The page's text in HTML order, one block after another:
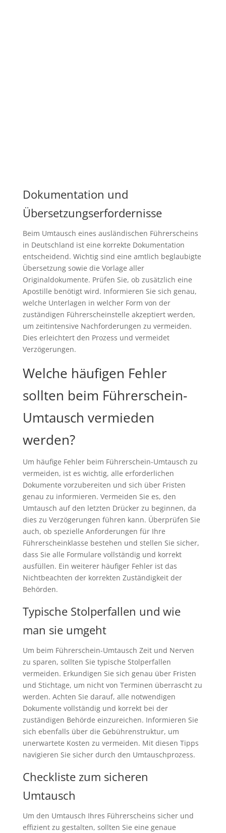
Dokumentation und
Übersetzungserfordernisse
Beim Umtausch eines ausländischen Führerscheins
in Deutschland ist eine korrekte Dokumentation
entscheidend. Wichtig sind eine amtlich beglaubigte
Übersetzung sowie die Vorlage aller
Originaldokumente. Prüfen Sie, ob zusätzlich eine
Apostille benötigt wird. Informieren Sie sich genau,
welche Unterlagen in welcher Form von der
zuständigen Führerscheinstelle akzeptiert werden,
um zeitintensive Nachforderungen zu vermeiden.
Dies erleichtert den Prozess und vermeidet
Verzögerungen.
Welche häufigen Fehler
sollten beim Führerschein-
Umtausch vermieden
werden?
Um häufige Fehler beim Führerschein-Umtausch zu
vermeiden, ist es wichtig, alle erforderlichen
Dokumente vorzubereiten und sich über Fristen
genau zu informieren. Vermeiden Sie es, den
Umtausch auf den letzten Drücker zu beginnen, da
dies zu Verzögerungen führen kann. Überprüfen Sie
auch, ob spezielle Anforderungen für Ihre
Führerscheinklasse bestehen und stellen Sie sicher,
dass Sie alle Formulare vollständig und korrekt
ausfüllen. Ein weiterer häufiger Fehler ist das
Nichtbeachten der korrekten Zuständigkeit der
Behörden.
Typische Stolperfallen und wie
man sie umgeht
Um beim Führerschein-Umtausch Zeit und Nerven
zu sparen, sollten Sie typische Stolperfallen
vermeiden. Erkundigen Sie sich genau über Fristen
und Stichtage, um nicht von Terminen überrascht zu
werden. Achten Sie darauf, alle notwendigen
Dokumente vollständig und korrekt bei der
zuständigen Behörde einzureichen. Informieren Sie
sich ebenfalls über die Gebührenstruktur, um
unerwartete Kosten zu vermeiden. Mit diesen Tipps
navigieren Sie sicher durch den Umtauschprozess.
Checkliste zum sicheren
Umtausch
Um den Umtausch Ihres Führerscheins sicher und
effizient zu gestalten, sollten Sie eine genaue